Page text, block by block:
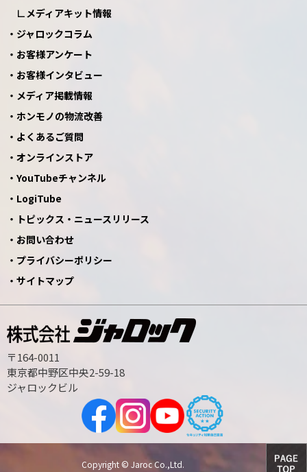
メディアキット情報
ジャロックコラム
お客様アンケート
お客様インタビュー
メディア掲載情報
ホンモノの物流改善
よくあるご質問
オンラインストア
YouTubeチャンネル
LogiTube
トピックス・ニュースリリース
お問い合わせ
プライバシーポリシー
サイトマップ
〒164-0011
東京都中野区中央2-59-18
ジャロックビル
Copyright © Jaroc Co.,Ltd.